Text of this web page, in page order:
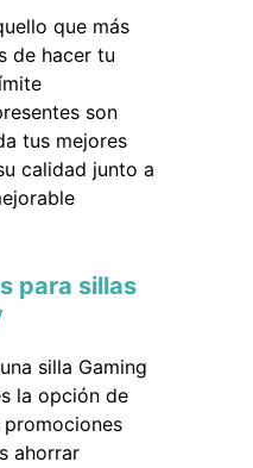
que más
de hacer tu
son
tus mejores
calidad junto a
para sillas
silla Gaming
la opción de
promociones
ahorrar